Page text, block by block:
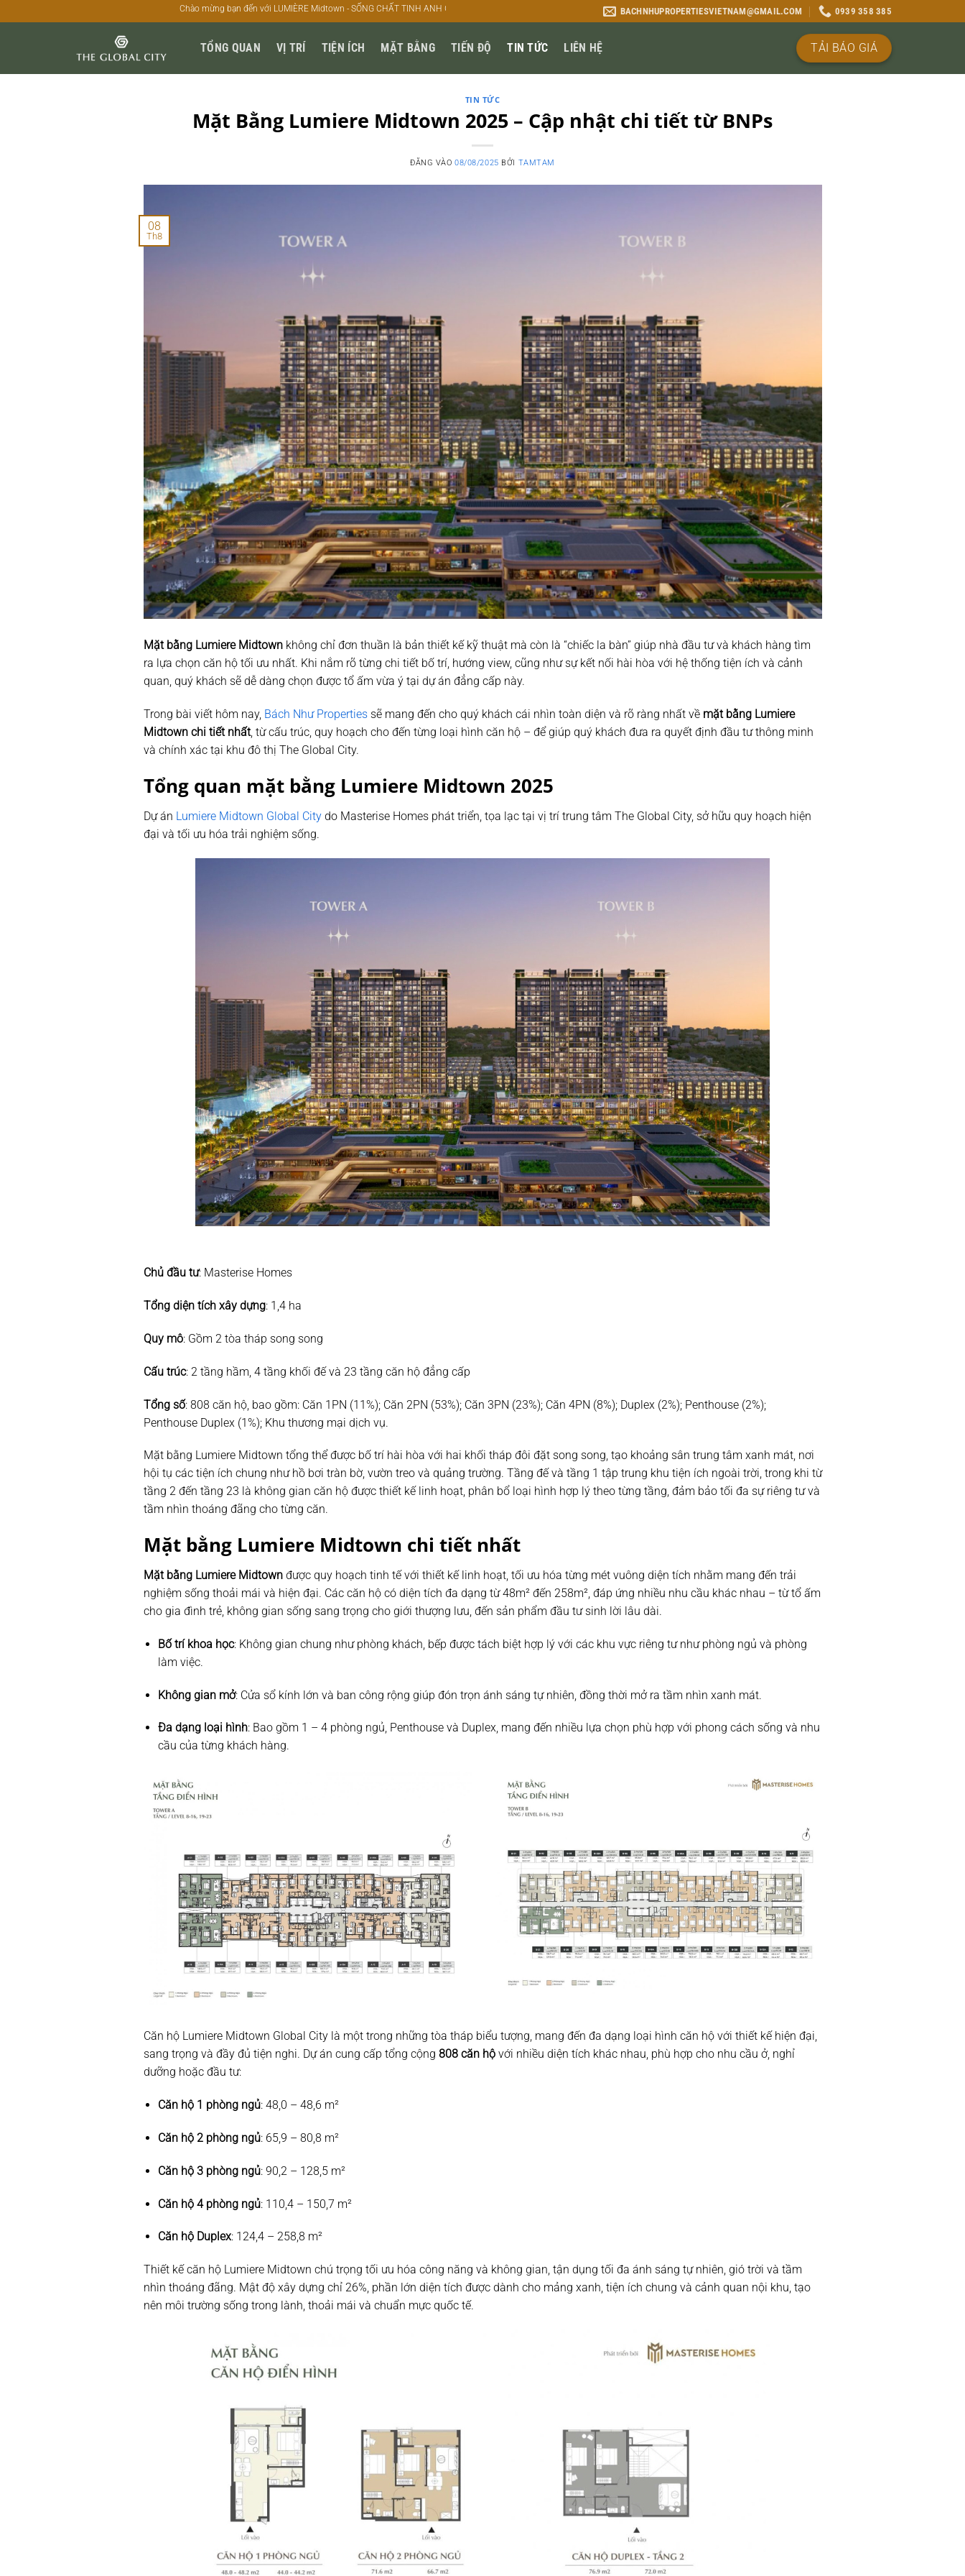
qua
Chào mừng bạn đến với LUMIÈRE Midtown - SỐNG CHẤT TINH ANH GIỮA TÂM ĐIỂM PHỒN HOA BACHNHUPROPERTIESVIETNAM@GMAIL.COM 0939 358 385
TỔNG QUAN VỊ TRÍ TIỆN ÍCH MẶT BẰNG TIẾN ĐỘ TIN TỨC LIÊN HỆ TẢI BÁO GIÁ
TIN TỨC
Mặt Bằng Lumiere Midtown 2025 – Cập nhật chi tiết từ BNPs
ĐĂNG VÀO08/08/2025 BỞI TAMTAM
08
Th8
Mặt bằng Lumiere Midtownkhông chỉ đơn thuần là bản thiết kế kỹ thuật mà còn là “chiếc la bàn” giúp nhà đầu tư và khách hàng tìm
ra lựa chọn căn hộ tối ưu nhất. Khi nắm rõ từng chi tiết bố trí, hướng view, cũng như sự kết nối hài hòa với hệ thống tiện ích và cảnh
quan, quý khách sẽ dễ dàng chọn được tổ ấm vừa ý tại dự án đẳng cấp này.
Trong bài viết hôm nay, Bách Như Propertiessẽ mang đến cho quý khách cái nhìn toàn diện và rõ ràng nhất về mặt bằng Lumiere
Midtown chi tiết nhất, từ cấu trúc, quy hoạch cho đến từng loại hình căn hộ – để giúp quý khách đưa ra quyết định đầu tư thông minh
và chính xác tại khu đô thị The Global City.
Tổng quan mặt bằng Lumiere Midtown 2025
Dự án Lumiere Midtown Global Citydo Masterise Homes phát triển, tọa lạc tại vị trí trung tâm The Global City, sở hữu quy hoạch hiện
đại và tối ưu hóa trải nghiệm sống.
Chủ đầu tư: Masterise Homes
Tổng diện tích xây dựng: 1,4 ha
Quy mô: Gồm 2 tòa tháp song song
Cấu trúc: 2 tầng hầm, 4 tầng khối đế và 23 tầng căn hộ đẳng cấp
Tổng số: 808 căn hộ, bao gồm: Căn 1PN (11%); Căn 2PN (53%); Căn 3PN (23%); Căn 4PN (8%); Duplex (2%); Penthouse (2%);
Penthouse Duplex (1%); Khu thương mại dịch vụ.
Mặt bằng Lumiere Midtown tổng thể được bố trí hài hòa với hai khối tháp đôi đặt song song, tạo khoảng sân trung tâm xanh mát, nơi
hội tụ các tiện ích chung như hồ bơi tràn bờ, vườn treo và quảng trường. Tầng đế và tầng 1 tập trung khu tiện ích ngoài trời, trong khi từ
tầng 2 đến tầng 23 là không gian căn hộ được thiết kế linh hoạt, phân bổ loại hình hợp lý theo từng tầng, đảm bảo tối đa sự riêng tư và
tầm nhìn thoáng đãng cho từng căn.
Mặt bằng Lumiere Midtown chi tiết nhất
Mặt bằng Lumiere Midtownđược quy hoạch tinh tế với thiết kế linh hoạt, tối ưu hóa từng mét vuông diện tích nhằm mang đến trải
nghiệm sống thoải mái và hiện đại. Các căn hộ có diện tích đa dạng từ 48m² đến 258m², đáp ứng nhiều nhu cầu khác nhau – từ tổ ấm
cho gia đình trẻ, không gian sống sang trọng cho giới thượng lưu, đến sản phẩm đầu tư sinh lời lâu dài.
Bố trí khoa học: Không gian chung như phòng khách, bếp được tách biệt hợp lý với các khu vực riêng tư như phòng ngủ và phòng
làm việc.
Không gian mở: Cửa sổ kính lớn và ban công rộng giúp đón trọn ánh sáng tự nhiên, đồng thời mở ra tầm nhìn xanh mát.
Đa dạng loại hình: Bao gồm 1 – 4 phòng ngủ, Penthouse và Duplex, mang đến nhiều lựa chọn phù hợp với phong cách sống và nhu
cầu của từng khách hàng.
Căn hộ Lumiere Midtown Global City là một trong những tòa tháp biểu tượng, mang đến đa dạng loại hình căn hộ với thiết kế hiện đại,
sang trọng và đầy đủ tiện nghi. Dự án cung cấp tổng cộng 808 căn hộvới nhiều diện tích khác nhau, phù hợp cho nhu cầu ở, nghỉ
dưỡng hoặc đầu tư:
Căn hộ 1 phòng ngủ: 48,0 – 48,6 m²
Căn hộ 2 phòng ngủ: 65,9 – 80,8 m²
Căn hộ 3 phòng ngủ: 90,2 – 128,5 m²
Căn hộ 4 phòng ngủ: 110,4 – 150,7 m²
Căn hộ Duplex: 124,4 – 258,8 m²
Thiết kế căn hộ Lumiere Midtown chú trọng tối ưu hóa công năng và không gian, tận dụng tối đa ánh sáng tự nhiên, gió trời và tầm
nhìn thoáng đãng. Mật độ xây dựng chỉ 26%, phần lớn diện tích được dành cho mảng xanh, tiện ích chung và cảnh quan nội khu, tạo
nên môi trường sống trong lành, thoải mái và chuẩn mực quốc tế.